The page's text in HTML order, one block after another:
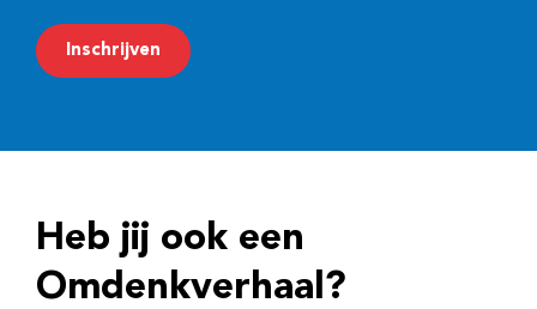
m
a
r
e
Inschrijven
Heb jij ook een
Omdenkverhaal?